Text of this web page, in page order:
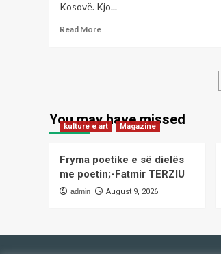
Kosovë. Kjo...
Read MoreRead
mbiemrave
shqiptarë
turq
në
për
You may have missed
kulture e art Magazine
Fryma poetike e së dielës
me poetin;-Fatmir TERZIU
admin August 9, 2026